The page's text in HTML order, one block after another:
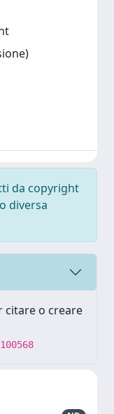
da copyright
diversa
citare o creare